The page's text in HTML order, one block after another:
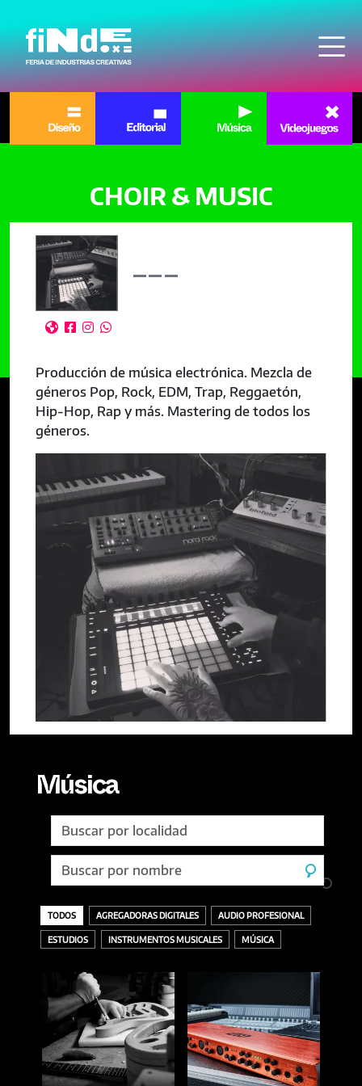
CHOIR & MUSIC
   
Producción de música electrónica. Mezcla de
géneros Pop, Rock, EDM, Trap, Reggaetón,
Hip-Hop, Rap y más. Mastering de todos los
géneros.
Música
TODOS AGREGADORAS DIGITALES AUDIO PROFESIONAL
ESTUDIOS INSTRUMENTOS MUSICALES MÚSICA
SELLOS DISCOGRÁFICOS VINILOS
BANDEJAS Y PÚAS DESCARGA O DIGITAL MASTERING
AMPLIFICADORES CDS INTERFACES MEZCLA
BAJOS MEZCLADORES OTROS BATERÍAS